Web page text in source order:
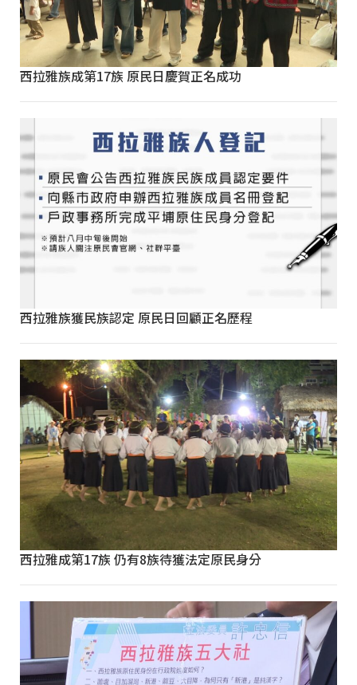
西拉雅族成第17族 原民日慶賀正名成功
西拉雅族獲民族認定 原民日回顧正名歷程
西拉雅成第17族 仍有8族待獲法定原民身分